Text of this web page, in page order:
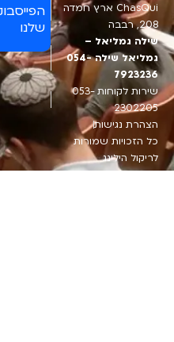
ChasQui ארץ חמדה
208, רבבה
שילה גמליאל –
גמליאל שילה 054-
7923236
שירות לקוחות 053-
2302205
הצהרת נגישות
כל הזכויות שמורות
לריקול הילינג
שלנו